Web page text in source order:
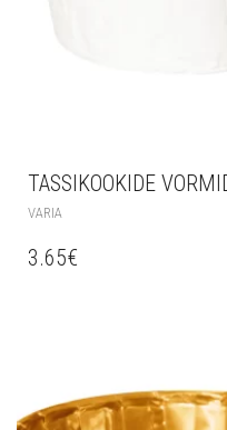
TASSIKOOKIDE
VARIA
3.65€